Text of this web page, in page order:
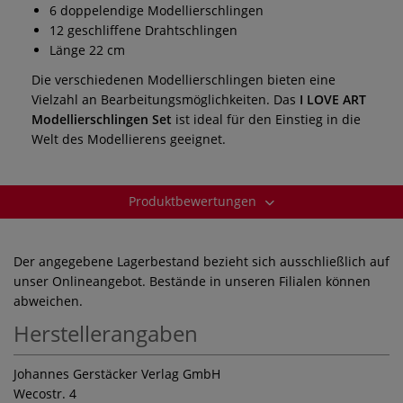
6 doppelendige Modellierschlingen
12 geschliffene Drahtschlingen
Länge 22 cm
Die verschiedenen Modellierschlingen bieten eine
Vielzahl an Bearbeitungsmöglichkeiten. Das I LOVE ART
Modellierschlingen Set ist ideal für den Einstieg in die
Welt des Modellierens geeignet.
Produktbewertungen
Der angegebene Lagerbestand bezieht sich ausschließlich auf
unser Onlineangebot. Bestände in unseren Filialen können
abweichen.
Herstellerangaben
Johannes Gerstäcker Verlag GmbH
Wecostr. 4